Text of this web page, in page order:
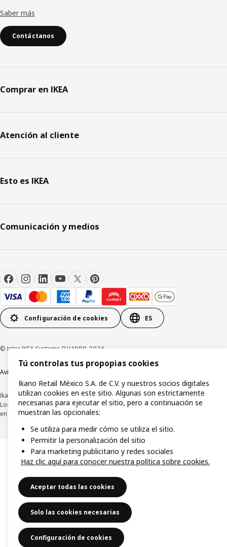
Saber más
Contáctanos
Comprar en IKEA
Atención al cliente
Esto es IKEA
Comunicación y medios
Configuración de cookies ES
© Inter IKEA Systems B.V.1999-2026
Aviso de privacidad
Ikano Retail México, S.A. de C.V.
Los precios publicados en este sitio web, catálogo digital, tiendas, así como
en cualquier otro medio, se encuentran en pesos mexicanos e incluyen IVA.
Tú controlas tus propopias cookies
Ikano Retail México S.A. de C.V. y nuestros socios digitales
utilizan cookies en este sitio. Algunas son estrictamente
necesarias para ejecutar el sitio, pero a continuación se
muestran las opcionales:
Se utiliza para medir cómo se utiliza el sitio.
Permitir la personalización del sitio
Para marketing publicitario y redes sociales
Haz clic aquí para conocer nuestra política sobre cookies.
Aceptar todas las cookies
Solo las cookies necesarias
Configuración de cookies